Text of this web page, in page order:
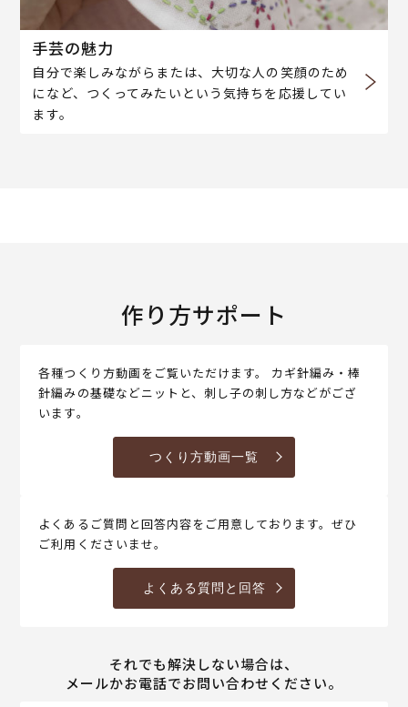
手芸の魅力
自分で楽しみながらまたは、大切な人の笑顔のため
になど、つくってみたいという気持ちを応援してい
ます。
作り方サポート
各種つくり方動画をご覧いただけます。 カギ針編み・棒
針編みの基礎などニットと、刺し子の刺し方などがござ
います。
つくり方動画一覧
よくあるご質問と回答内容をご用意しております。ぜひ
ご利用くださいませ。
よくある質問と回答
それでも解決しない場合は、
メールかお電話でお問い合わせください。